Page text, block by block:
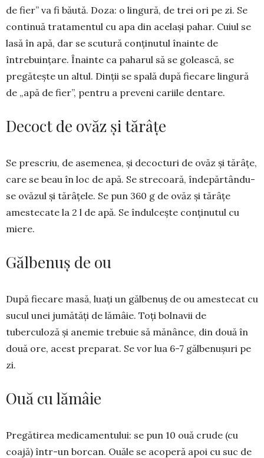
de fier” va fi băută. Doza: o lingură, de trei ori pe zi. Se
continuă tra­tamentul cu apa din același pahar. Cuiul se
lasă în apă, dar se scutură conținutul înainte de
întrebuin­țare. Înainte ca paha­rul să se golească, se
pregătește un altul. Dinții se spală după fiecare lingură
de „apă de fier”, pentru a preveni cariile dentare.
Decoct de ovăz și tărâțe
Se prescriu, de asemenea, și decocturi de ovăz și tă­râțe,
care se beau în loc de apă. Se strecoară, înde­păr­tându-
se ovăzul și tărâ­țele. Se pun 360 g de ovăz și tă­râțe
amestecate la 2 l de apă. Se îndulcește conținu­tul cu
miere.
Gălbenuș de ou
După fiecare masă, luați un gălbenuș de ou ames­tecat cu
sucul unei jumătăți de lămâie. Toți bolnavii de
tuberculoză și anemie tre­buie să mănânce, din două în
două ore, acest preparat. Se vor lua 6-7 gălbenușuri pe
zi.
Ouă cu lămâie
Pregătirea medicamentului: se pun 10 ouă crude (cu
coajă) într-un borcan. Ouăle se acoperă apoi cu suc de